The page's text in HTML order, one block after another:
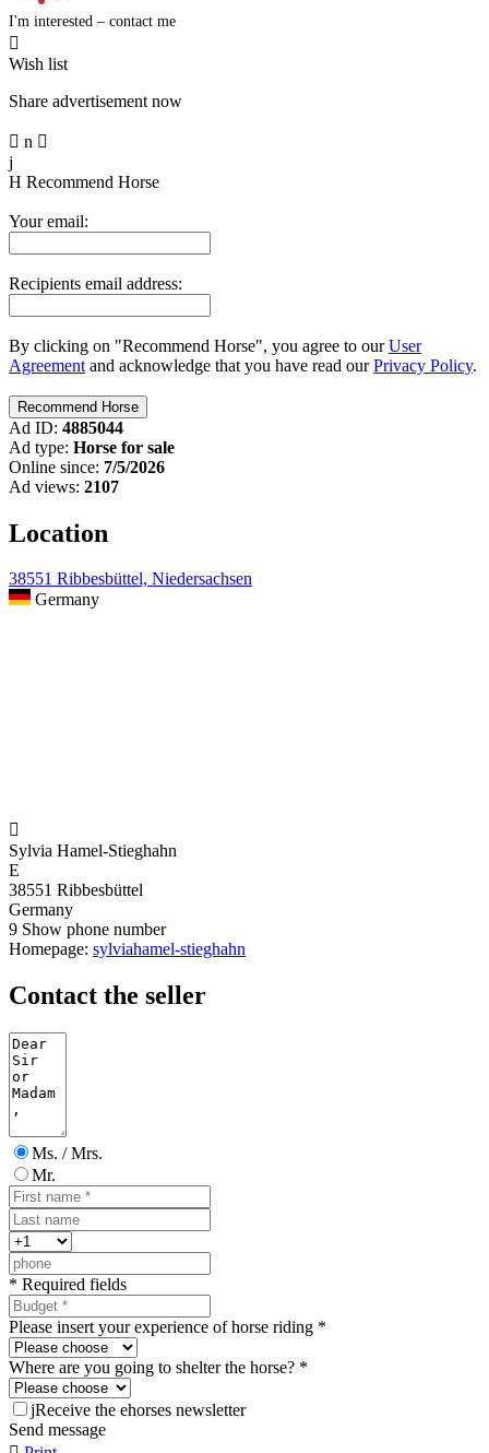
I'm interested – contact me

Wish list
Share advertisement now
 n 
j
H Recommend Horse
Your email:
Recipients email address:
By clicking on "Recommend Horse", you agree to ourUser
Agreement and acknowledge that you have read ourPrivacy Policy.
Ad ID: 4885044
Ad type: Horse for sale
Online since: 7/5/2026
Ad views: 2107
Location
38551 Ribbesbüttel, Niedersachsen
Germany

Sylvia Hamel-Stieghahn
E
38551 Ribbesbüttel
Germany
9 Show phone number
Homepage: sylviahamel-stieghahn
Contact the seller
Ms. / Mrs.
Mr.
* Required fields
Please insert your experience of horse riding *
Where are you going to shelter the horse? *
jReceive the ehorses newsletter
Send message